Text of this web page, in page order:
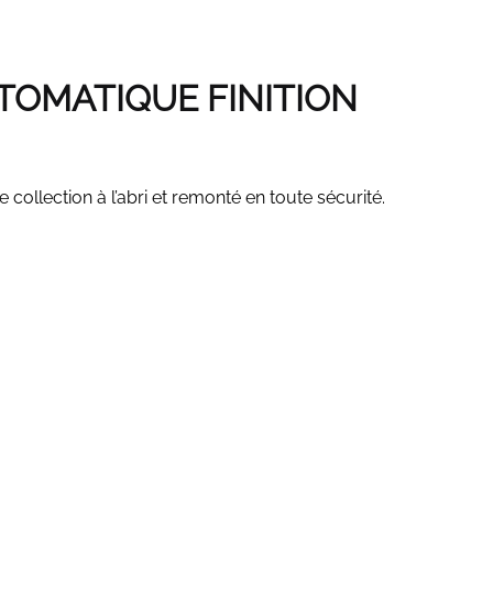
FINITION
à l’abri et remonté en toute sécurité.